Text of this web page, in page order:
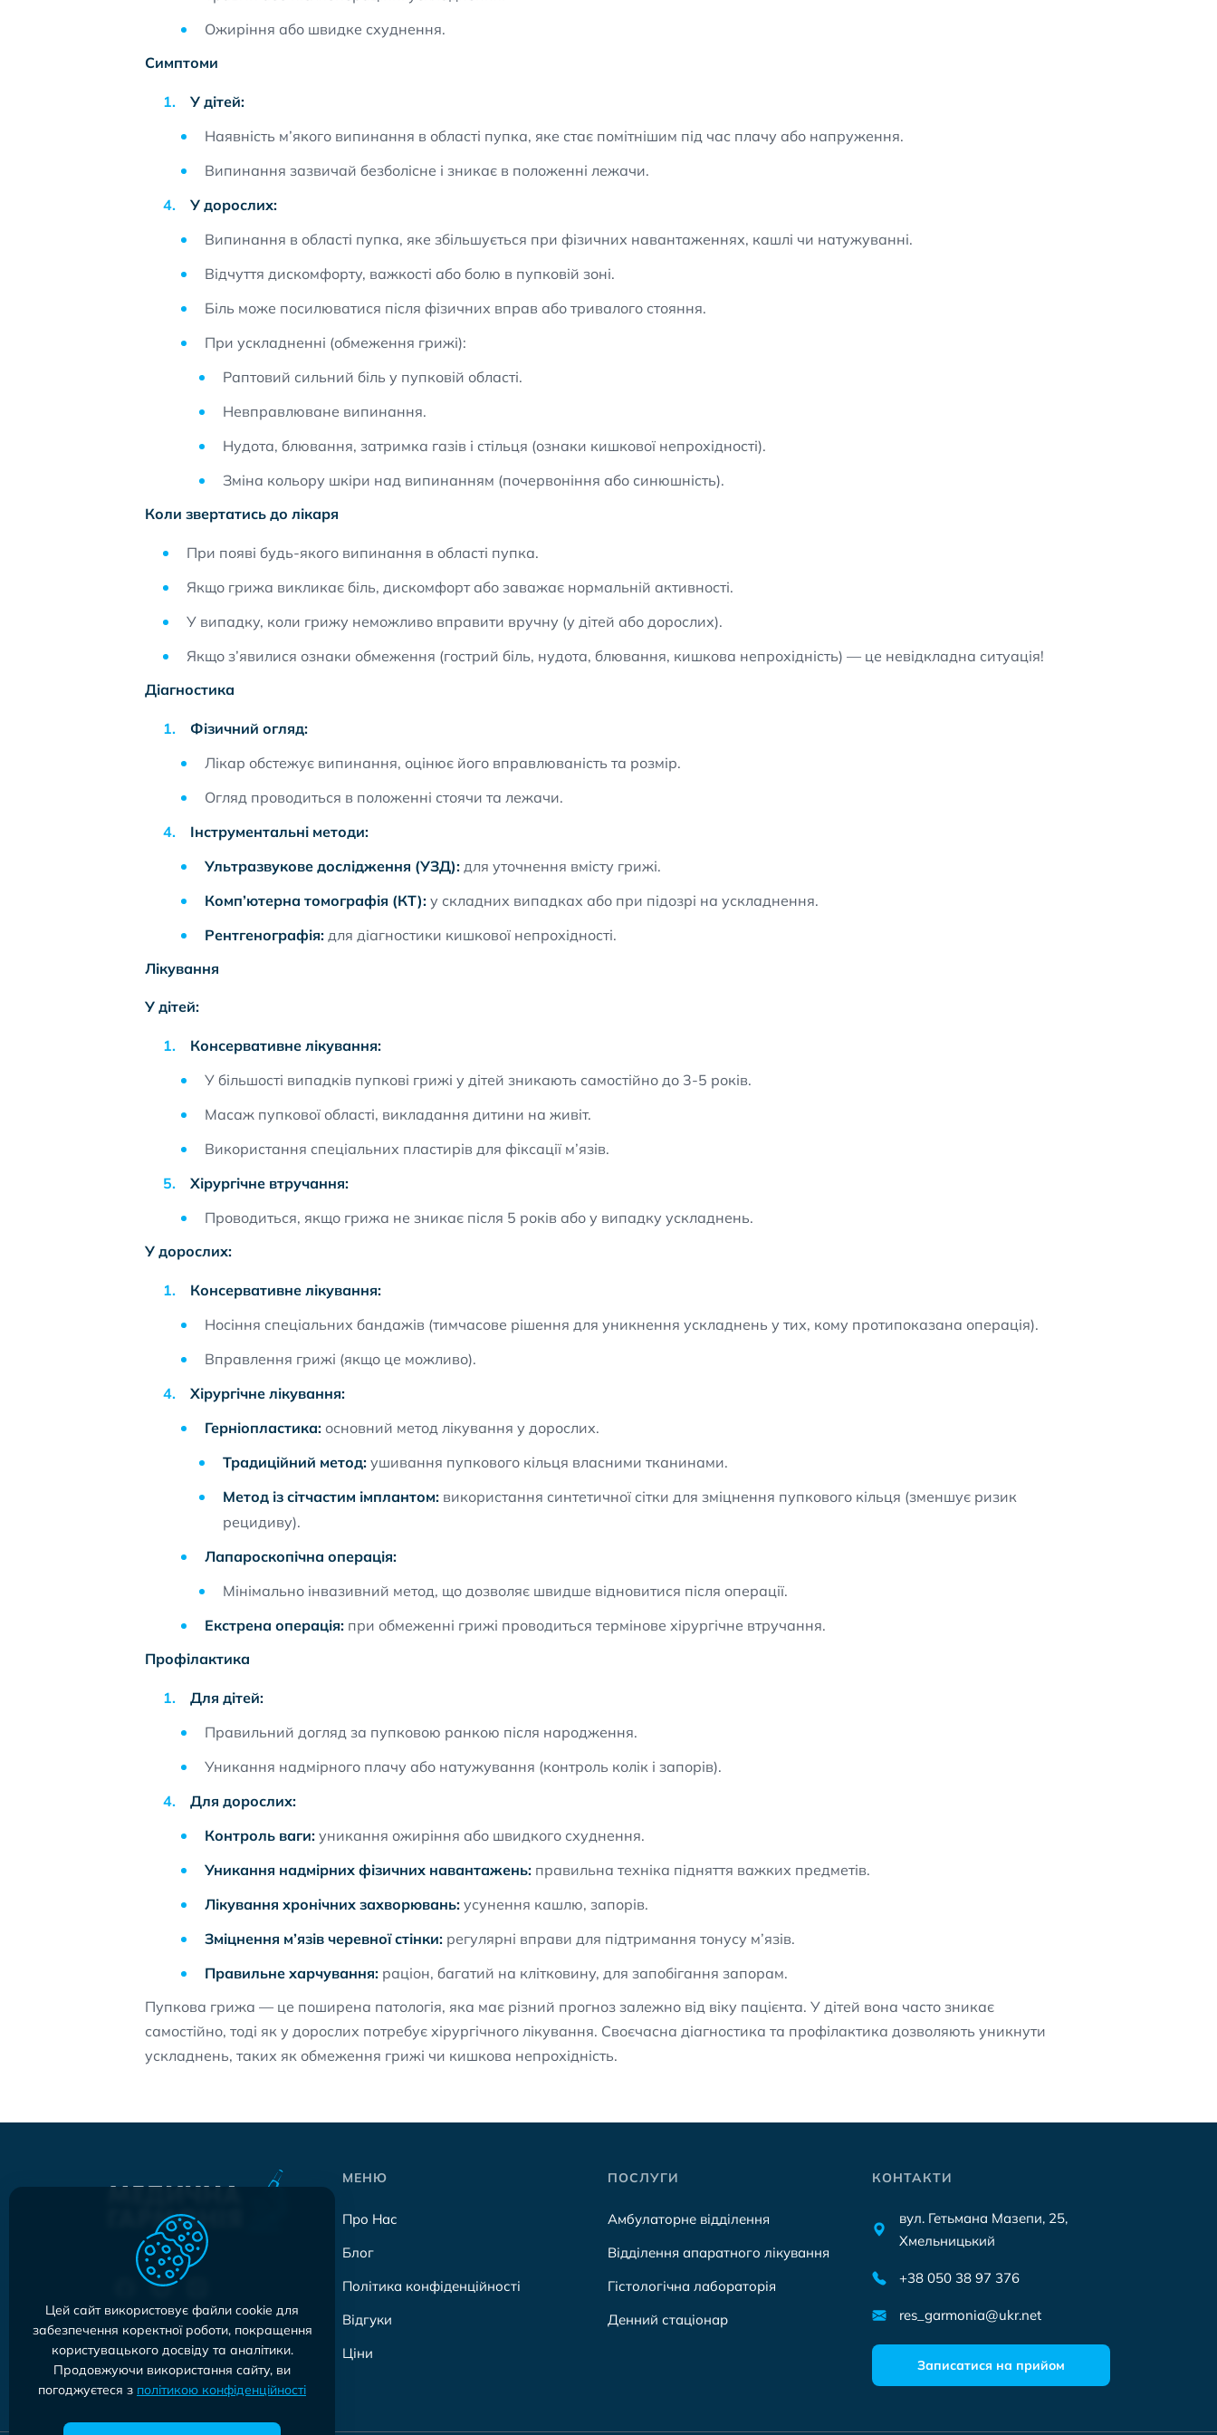
Ожиріння або швидке схуднення.
Симптоми
У дітей:
Наявність м’якого випинання в області пупка, яке стає помітнішим під час плачу або напруження.
Випинання зазвичай безболісне і зникає в положенні лежачи.
У дорослих:
Випинання в області пупка, яке збільшується при фізичних навантаженнях, кашлі чи натужуванні.
Відчуття дискомфорту, важкості або болю в пупковій зоні.
Біль може посилюватися після фізичних вправ або тривалого стояння.
При ускладненні (обмеження грижі):
Раптовий сильний біль у пупковій області.
Невправлюване випинання.
Нудота, блювання, затримка газів і стільця (ознаки кишкової непрохідності).
Зміна кольору шкіри над випинанням (почервоніння або синюшність).
Коли звертатись до лікаря
При появі будь-якого випинання в області пупка.
Якщо грижа викликає біль, дискомфорт або заважає нормальній активності.
У випадку, коли грижу неможливо вправити вручну (у дітей або дорослих).
Якщо з’явилися ознаки обмеження (гострий біль, нудота, блювання, кишкова непрохідність) — це невідкладна ситуація!
Діагностика
Фізичний огляд:
Лікар обстежує випинання, оцінює його вправлюваність та розмір.
Огляд проводиться в положенні стоячи та лежачи.
Інструментальні методи:
Ультразвукове дослідження (УЗД): для уточнення вмісту грижі.
Комп’ютерна томографія (КТ): у складних випадках або при підозрі на ускладнення.
Рентгенографія: для діагностики кишкової непрохідності.
Лікування
У дітей:
Консервативне лікування:
У більшості випадків пупкові грижі у дітей зникають самостійно до 3-5 років.
Масаж пупкової області, викладання дитини на живіт.
Використання спеціальних пластирів для фіксації м’язів.
Хірургічне втручання:
Проводиться, якщо грижа не зникає після 5 років або у випадку ускладнень.
У дорослих:
Консервативне лікування:
Носіння спеціальних бандажів (тимчасове рішення для уникнення ускладнень у тих, кому протипоказана операція).
Вправлення грижі (якщо це можливо).
Хірургічне лікування:
Герніопластика: основний метод лікування у дорослих.
Традиційний метод: ушивання пупкового кільця власними тканинами.
Метод із сітчастим імплантом: використання синтетичної сітки для зміцнення пупкового кільця (зменшує ризик
рецидиву).
Лапароскопічна операція:
Мінімально інвазивний метод, що дозволяє швидше відновитися після операції.
Екстрена операція: при обмеженні грижі проводиться термінове хірургічне втручання.
Профілактика
Для дітей:
Правильний догляд за пупковою ранкою після народження.
Уникання надмірного плачу або натужування (контроль колік і запорів).
Для дорослих:
Контроль ваги: уникання ожиріння або швидкого схуднення.
Уникання надмірних фізичних навантажень: правильна техніка підняття важких предметів.
Лікування хронічних захворювань: усунення кашлю, запорів.
Зміцнення м’язів черевної стінки: регулярні вправи для підтримання тонусу м’язів.
Правильне харчування: раціон, багатий на клітковину, для запобігання запорам.
Пупкова грижа — це поширена патологія, яка має різний прогноз залежно від віку пацієнта. У дітей вона часто зникає
самостійно, тоді як у дорослих потребує хірургічного лікування. Своєчасна діагностика та профілактика дозволяють уникнути
ускладнень, таких як обмеження грижі чи кишкова непрохідність.
МЕНЮ
Про Нас
Блог
Політика конфіденційності
Відгуки
Ціни
ПОСЛУГИ
Амбулаторне відділення
Відділення апаратного лікування
Гістологічна лабораторія
Денний стаціонар
КОНТАКТИ
вул. Гетьмана Мазепи, 25,
Хмельницький
+38 050 38 97 376
res_garmonia@ukr.net
Записатися на прийом
Цей сайт використовує файли cookie для
забезпечення коректної роботи, покращення
користувацького досвіду та аналітики.
Продовжуючи використання сайту, ви
погоджуєтеся з політикою конфіденційності